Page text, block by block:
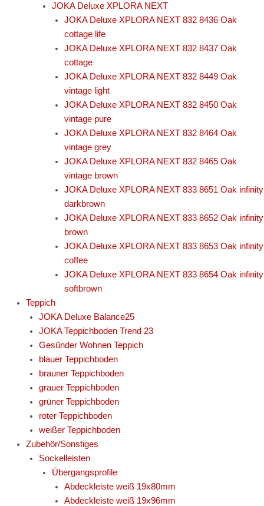
JOKA Deluxe XPLORA NEXT
JOKA Deluxe XPLORA NEXT 832 8436 Oak
cottage life
JOKA Deluxe XPLORA NEXT 832 8437 Oak
cottage
JOKA Deluxe XPLORA NEXT 832 8449 Oak
vintage light
JOKA Deluxe XPLORA NEXT 832 8450 Oak
vintage pure
JOKA Deluxe XPLORA NEXT 832 8464 Oak
vintage grey
JOKA Deluxe XPLORA NEXT 832 8465 Oak
vintage brown
JOKA Deluxe XPLORA NEXT 833 8651 Oak infinity
darkbrown
JOKA Deluxe XPLORA NEXT 833 8652 Oak infinity
brown
JOKA Deluxe XPLORA NEXT 833 8653 Oak infinity
coffee
JOKA Deluxe XPLORA NEXT 833 8654 Oak infinity
softbrown
Teppich
JOKA Deluxe Balance25
JOKA Teppichboden Trend 23
Gesünder Wohnen Teppich
blauer Teppichboden
brauner Teppichboden
grauer Teppichboden
grüner Teppichboden
roter Teppichboden
weißer Teppichboden
Zubehör/Sonstiges
Sockelleisten
Übergangsprofile
Abdeckleiste weiß 19x80mm
Abdeckleiste weiß 19x96mm